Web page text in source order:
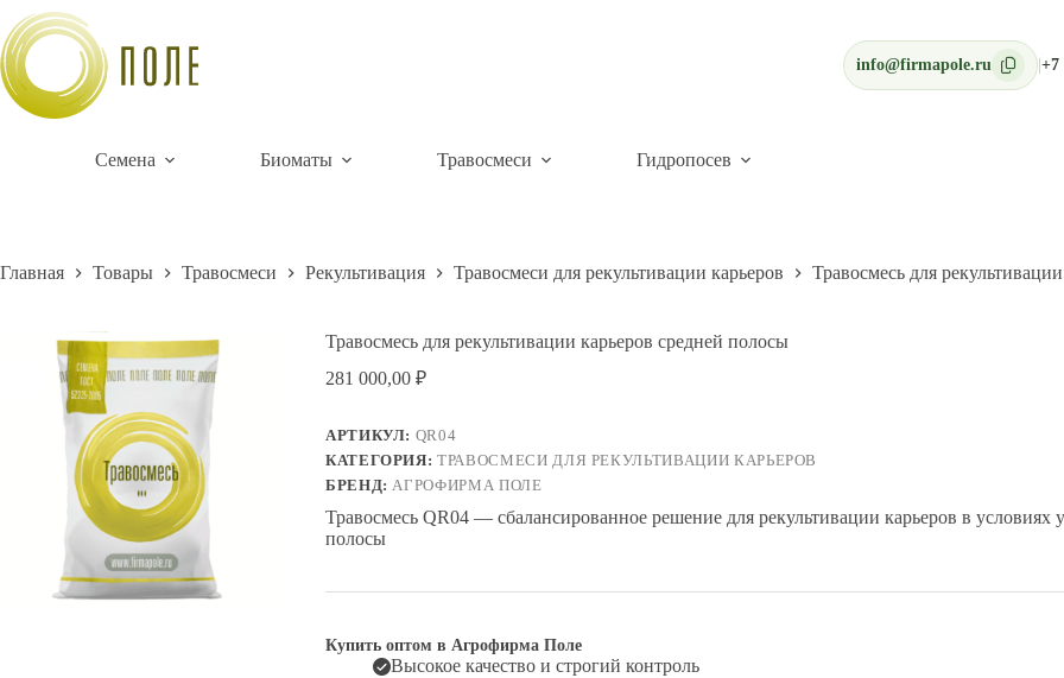
Перейти
сути
info@firmapole.ru | +7
Семена Биоматы Травосмеси Гидропосев
Главная Товары Травосмеси Рекультивация Травосмеси для рекультивации карьеров Травосмесь для
Травосмесь для рекультивации карьеров средней полосы
281 000,00 ₽
АРТИКУЛ: QR04
КАТЕГОРИЯ:ТРАВОСМЕСИ ДЛЯ РЕКУЛЬТИВАЦИИ КАРЬЕРОВ
БРЕНД:АГРОФИРМА ПОЛЕ
Травосмесь QR04 — сбалансированное решение для рекультивации карьеров в условиях
полосы
Купить оптом в Агрофирма Поле
Высокое качество и строгий контроль